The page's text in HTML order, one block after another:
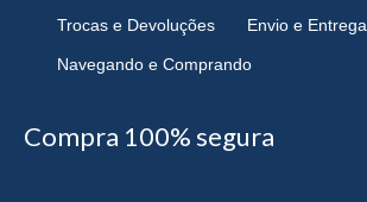
Trocas e Devoluções Envio e Entrega
Navegando e Comprando
Compra 100% segura